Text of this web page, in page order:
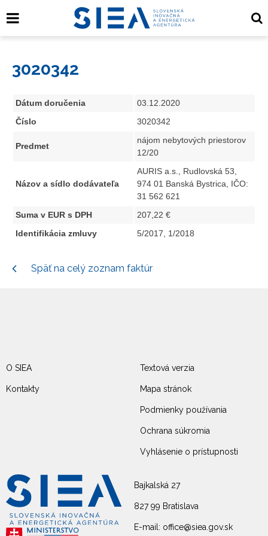
3020342
Dátum doručenia
03.12.2020
Číslo
3020342
Predmet
nájom nebytových priestorov
12/20
Názov a sídlo dodávateľa
AURIS a.s., Rudlovská 53,
974 01 Banská Bystrica, IČO:
31 562 621
Suma v EUR s DPH
207,22 €
Identifikácia zmluvy
5/2017, 1/2018
Späť na celý zoznam faktúr
Bajkalská 27
827 99 Bratislava
E-mail: office@siea.gov.sk
O SIEA
Kontakty
Textová verzia
Mapa stránok
Podmienky používania
Ochrana súkromia
Vyhlásenie o prístupnosti